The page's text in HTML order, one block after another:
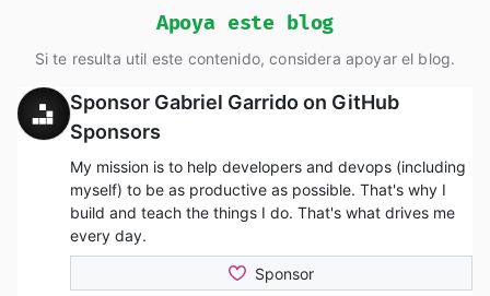
Apoya este blog
Si te resulta util este contenido, considera apoyar el blog.